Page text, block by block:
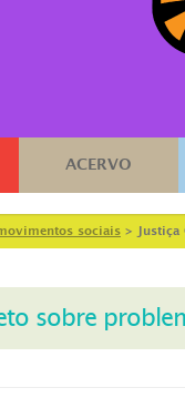
ACERVO
sociais >
sobre